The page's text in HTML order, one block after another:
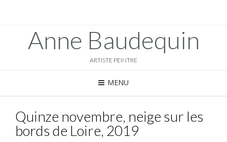
Anne Baudequin
ARTISTE PEINTRE
MENU
Quinze novembre, neige sur les
bords de Loire, 2019